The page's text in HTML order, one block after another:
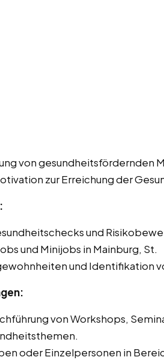
von gesundheitsfördernden
zur Erreichung der
und
und Minijobs in Mainburg, St.
und Identifikation
von Workshops,
oder Einzelpersonen in